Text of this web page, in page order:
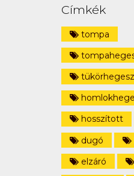
Címkék
tompa
hosszított
dugó
elzáró